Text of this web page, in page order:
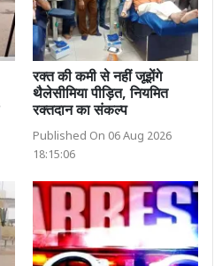
रक्त की कमी से नहीं जूझेंगे
थैलेसीमिया पीड़ित, नियमित
रक्तदान का संकल्प
Published On 06 Aug 2026
18:15:06